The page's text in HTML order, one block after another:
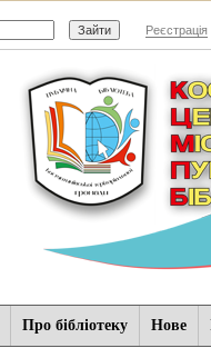
Реєстрація
Про бібліотеку Нове